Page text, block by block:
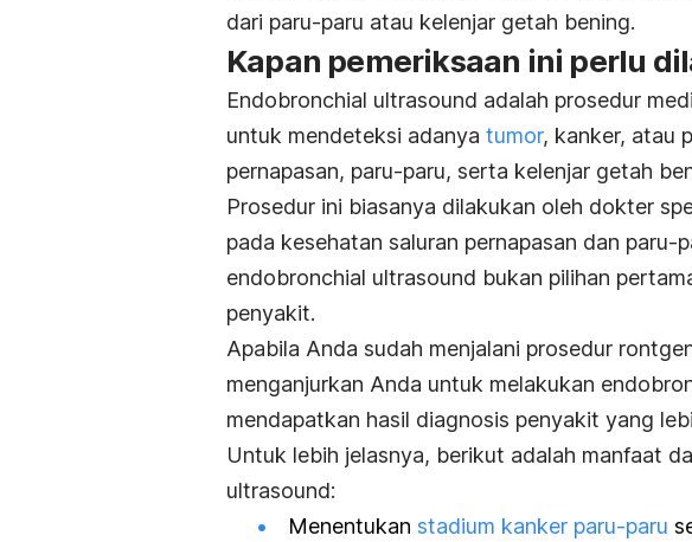
dari paru-paru atau kelenjar getah bening.
Kapan pemeriksaan ini perlu
Endobronchial ultrasound adalah prosedur
untuk mendeteksi adanya tumor, kanker, atau
pernapasan, paru-paru, serta kelenjar getah
Prosedur ini biasanya dilakukan oleh dokter
pada kesehatan saluran pernapasan dan
endobronchial ultrasound bukan pilihan
penyakit.
Apabila Anda sudah menjalani prosedur
menganjurkan Anda untuk melakukan
mendapatkan hasil diagnosis penyakit yang
Untuk lebih jelasnya, berikut adalah manfaat
ultrasound:
Menentukan stadium kanker paru-paru